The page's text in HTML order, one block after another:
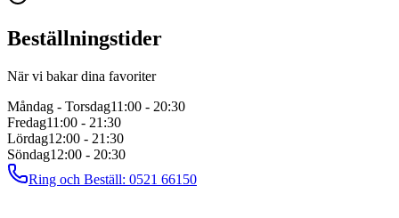
Beställningstider
När vi bakar dina favoriter
Måndag - Torsdag11:00 - 20:30
Fredag11:00 - 21:30
Lördag12:00 - 21:30
Söndag12:00 - 20:30
Ring och Beställ: 0521 66150